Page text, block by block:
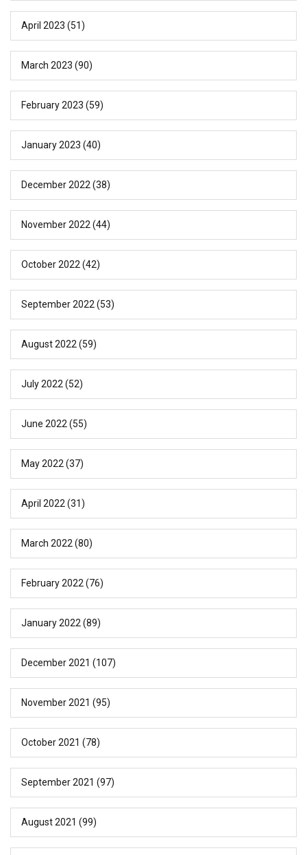
April 2023 (51)
March 2023 (90)
February 2023 (59)
January 2023 (40)
December 2022 (38)
November 2022 (44)
October 2022 (42)
September 2022 (53)
August 2022 (59)
July 2022 (52)
June 2022 (55)
May 2022 (37)
April 2022 (31)
March 2022 (80)
February 2022 (76)
January 2022 (89)
December 2021 (107)
November 2021 (95)
October 2021 (78)
September 2021 (97)
August 2021 (99)